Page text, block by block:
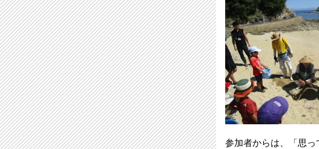
参加者からは、「思